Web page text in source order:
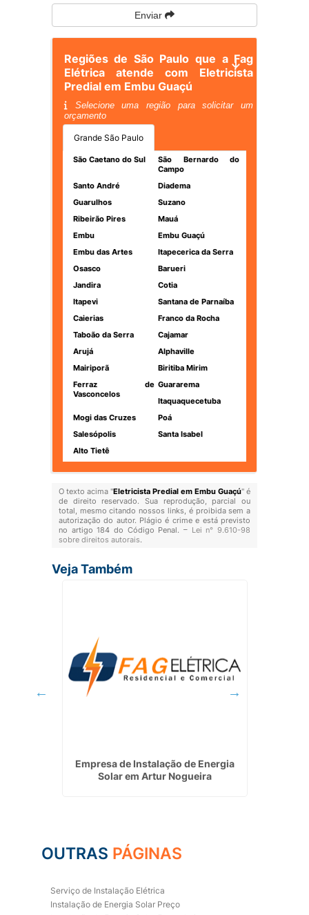
Enviar
Regiões de São Paulo que a Fag
Elétrica atende com Eletricista
Predial em Embu Guaçú
Selecione uma região para solicitar um
orçamento
Grande São Paulo
São Caetano do Sul
São Bernardo do
Campo
Santo André
Diadema
Guarulhos
Suzano
Ribeirão Pires
Mauá
Embu
Embu Guaçú
Embu das Artes
Itapecerica da Serra
Osasco
Barueri
Jandira
Cotia
Itapevi
Santana de Parnaíba
Caierias
Franco da Rocha
Taboão da Serra
Cajamar
Arujá
Alphaville
Mairiporã
Biritiba Mirim
Ferraz de
Vasconcelos
Guararema
Itaquaquecetuba
Mogi das Cruzes
Poá
Salesópolis
Santa Isabel
Alto Tietê
O texto acima "Eletricista Predial em Embu Guaçú" é
de direito reservado. Sua reprodução, parcial ou
total, mesmo citando nossos links, é proibida sem a
autorização do autor. Plágio é crime e está previsto
no artigo 184 do Código Penal. – Lei n° 9.610-98
sobre direitos autorais.
Veja Também
Empresa de Instalação de Energia
Solar em Artur Nogueira
OUTRAS PÁGINAS
Serviço de Instalação Elétrica
Instalação de Energia Solar Preço